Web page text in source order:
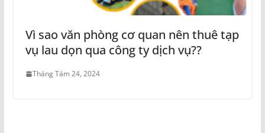
Vì sao văn phòng cơ quan nên thuê tạp
vụ lau dọn qua công ty dịch vụ??
Tháng Tám 24, 2024